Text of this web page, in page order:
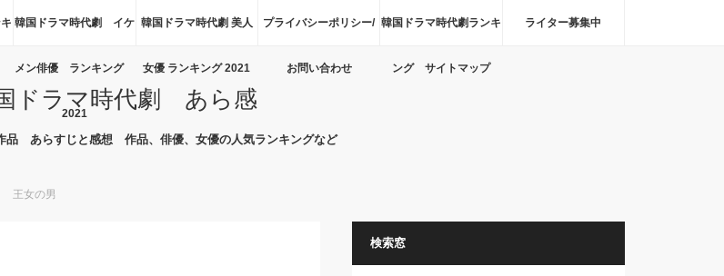
韓国ドラマ時代劇 イケ
メン俳優 ランキング
2021
韓国ドラマ時代劇 美人
女優 ランキング 2021
プライバシーポリシー/
お問い合わせ
韓国ドラマ時代劇ランキ
ング サイトマップ
ライター募集中
ドラマ時代劇 あら感
品 あらすじと感想 作品、俳優、女優の人気ランキングなど
王女の男
検索窓